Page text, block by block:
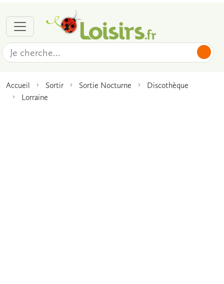
Accueil Sortir Sortie Nocturne
Discothèque
Lorraine